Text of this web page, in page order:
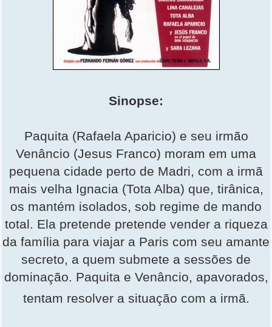
Sinopse:
Paquita (Rafaela Aparicio) e seu irmão
Venâncio (Jesus Franco) moram em uma
pequena cidade perto de Madri, com a irmã
mais velha Ignacia (Tota Alba) que, tirânica,
os mantém isolados, sob regime de mando
total. Ela pretende pretende vender a riqueza
da família para viajar a Paris com seu amante
secreto, a quem submete a sessões de
dominação. Paquita e Venâncio, apavorados,
tentam resolver a situação com a irmã.